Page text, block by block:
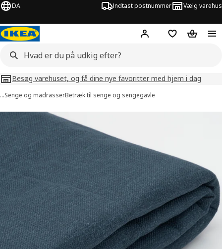
DA Indtast postnummer Vælg varehus
Hej! Log ind her
Huskeliste
Kurv
Besøg varehuset, og få dine nye favoritter med hjem i dag
…Senge og madrasserBetræk til senge og sengegavle
af RÅHOLMAR